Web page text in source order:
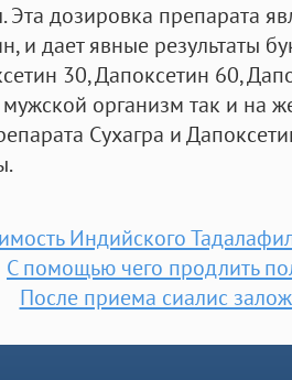
дозировка препарата
и дает явные результаты
30, Дапоксетин 60,
мужской организм так и на
Сухагра и
Индийского
С помощью чего продлить
После приема сиалис